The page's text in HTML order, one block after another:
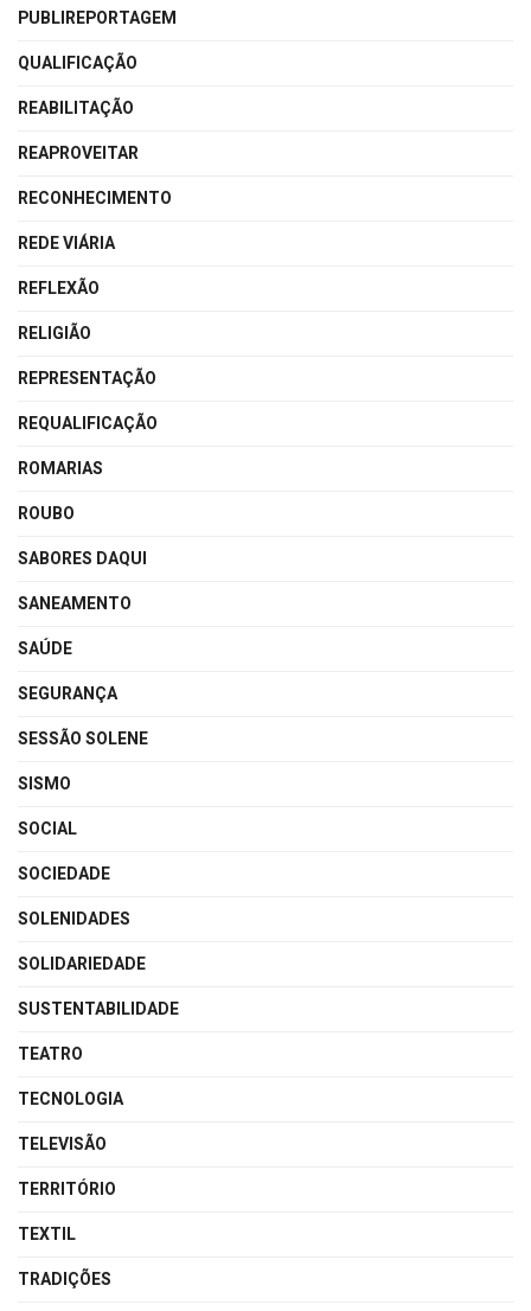
PUBLIREPORTAGEM
QUALIFICAÇÃO
REABILITAÇÃO
REAPROVEITAR
RECONHECIMENTO
REDE VIÁRIA
REFLEXÃO
RELIGIÃO
REPRESENTAÇÃO
REQUALIFICAÇÃO
ROMARIAS
ROUBO
SABORES DAQUI
SANEAMENTO
SAÚDE
SEGURANÇA
SESSÃO SOLENE
SISMO
SOCIAL
SOCIEDADE
SOLENIDADES
SOLIDARIEDADE
SUSTENTABILIDADE
TEATRO
TECNOLOGIA
TELEVISÃO
TERRITÓRIO
TEXTIL
TRADIÇÕES